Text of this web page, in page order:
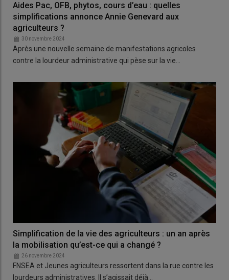
Aides Pac, OFB, phytos, cours d’eau : quelles
simplifications annonce Annie Genevard aux
agriculteurs ?
30 novembre 2024
Après une nouvelle semaine de manifestations agricoles
contre la lourdeur administrative qui pèse sur la vie…
Simplification de la vie des agriculteurs : un an après
la mobilisation qu’est-ce qui a changé ?
26 novembre 2024
FNSEA et Jeunes agriculteurs ressortent dans la rue contre les
lourdeurs administratives. Il s’agissait déjà…